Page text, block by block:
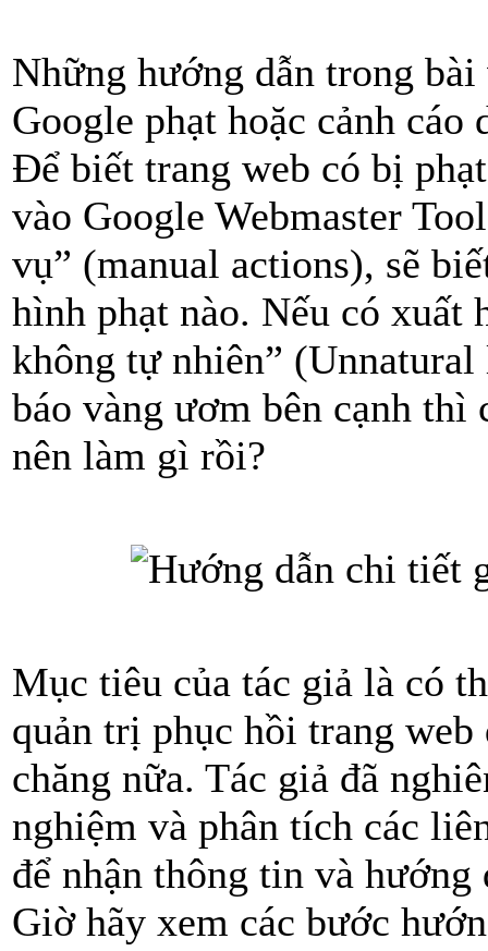
Những hướng dẫn trong
Google phạt hoặc cảnh
Để biết trang web có bị
vào Google Webmaster
vụ” (manual actions), sẽ
hình phạt nào. Nếu có xuất
không tự nhiên”
báo vàng ươm bên cạnh thì
nên làm gì rồi?
Mục tiêu của tác giả là có
quản trị phục hồi trang
chăng nữa. Tác giả đã
nghiệm và phân tích các
để nhận thông tin và hướng
Giờ hãy xem các bước